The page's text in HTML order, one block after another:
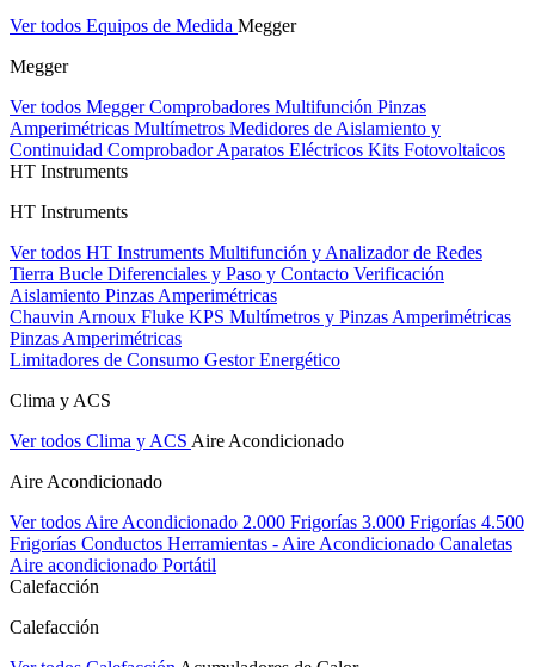
Ver todos Equipos de Medida Megger
Megger
Ver todos MeggerComprobadores Multifunción Pinzas
Amperimétricas Multímetros Medidores de Aislamiento y
Continuidad Comprobador Aparatos Eléctricos Kits Fotovoltaicos
HT Instruments
HT Instruments
Ver todos HT Instruments Multifunción y Analizador de Redes
Tierra Bucle Diferenciales y Paso y Contacto Verificación
Aislamiento Pinzas Amperimétricas
Chauvin Arnoux Fluke KPS Multímetros y Pinzas Amperimétricas
Pinzas Amperimétricas
Limitadores de Consumo Gestor Energético
Clima y ACS
Ver todos Clima y ACS Aire Acondicionado
Aire Acondicionado
Ver todos Aire Acondicionado 2.000 Frigorías 3.000 Frigorías 4.500
Frigorías Conductos Herramientas - Aire Acondicionado Canaletas
Aire acondicionado Portátil
Calefacción
Calefacción